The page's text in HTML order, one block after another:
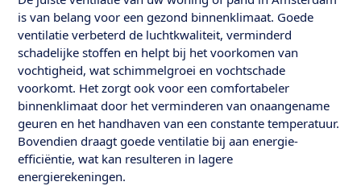
is van belang voor een gezond binnenklimaat. Goede
ventilatie verbeterd de luchtkwaliteit, verminderd
schadelijke stoffen en helpt bij het voorkomen van
vochtigheid, wat schimmelgroei en vochtschade
voorkomt. Het zorgt ook voor een comfortabeler
binnenklimaat door het verminderen van onaangename
geuren en het handhaven van een constante temperatuur.
Bovendien draagt goede ventilatie bij aan energie-
efficiëntie, wat kan resulteren in lagere
energierekeningen.